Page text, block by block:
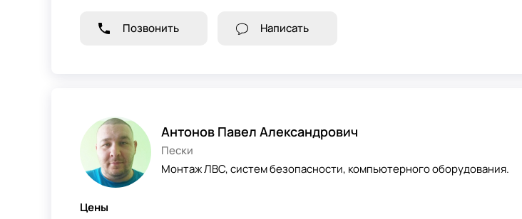
Позвонить Написать
Антонов Павел Александрович
Пески
Монтаж ЛВС, систем безопасности, компьютерного оборудования.
Цены